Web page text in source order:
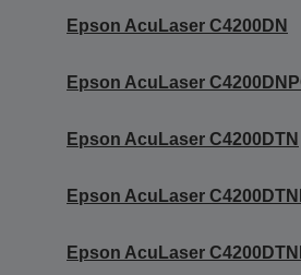
Epson AcuLaser C4200DN
Epson AcuLaser
Epson AcuLaser C4200DTN
Epson AcuLaser
Epson AcuLaser